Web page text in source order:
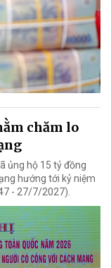
chăm lo
ủng hộ 15 tỷ đồng
hướng tới kỷ niệm
- 27/7/2027).